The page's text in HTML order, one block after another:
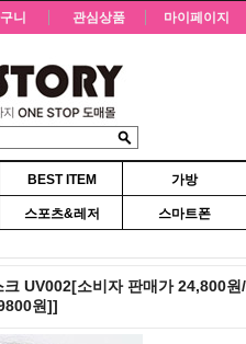
니 관심상품 마이페이지
BEST ITEM 가방
스포츠&레저 스마트폰
UV002[소비자 판매가 24,800원/
원]]